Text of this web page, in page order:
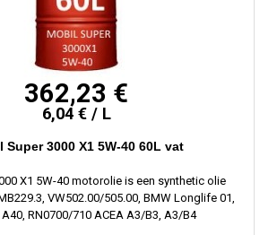
362,23 €
6,04 € / L
Super 3000 X1 5W-40 60L vat
X1 5W-40 motorolie is een synthetic olie
VW502.00/505.00, BMW Longlife 01,
RN0700/710 ACEA A3/B3, A3/B4